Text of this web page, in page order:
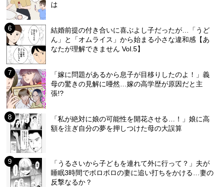
は
結婚前提の付き合いに喜ぶよし子だったが…「うど
ん」と「オムライス」から始まる小さな違和感【あ
なたが理解できません Vol.5】
「嫁に問題があるから息子が目移りしたのよ！」義
母の驚きの見解に唖然…嫁の高学歴が原因だと主
張!?
「私が絶対に娘の可能性を開花させる…！」娘に高
額を注ぎ自分の夢を押しつけた母の大誤算
「うるさいから子どもを連れて外に行って？」夫が
睡眠3時間でボロボロの妻に追い打ちをかける…妻の
反撃なるか？